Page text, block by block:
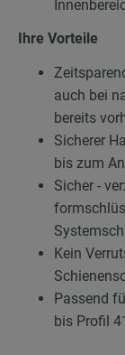
Ihre Vorteile
auch bei
bereits
Sicherer
bis zum
Sicher -
Kein
Passend
bis Profil